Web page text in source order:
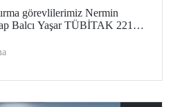
görevlilerimiz Nermin
Balcı Yaşar TÜBİTAK 2214-